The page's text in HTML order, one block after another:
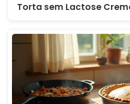
Torta sem Lactose